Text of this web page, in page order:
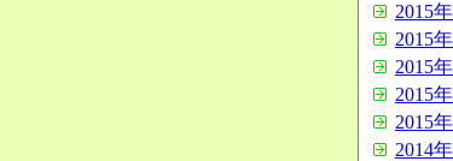
2015
2015
2015
2015
2015
2014